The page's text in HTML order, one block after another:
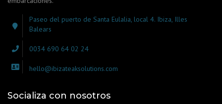
Paseo del puerto de Santa Eulalia, local 4. Ibiza, Illes
Balears
0034 690 64 02 24
hello@ibizateaksolutions.com
Socializa con nosotros